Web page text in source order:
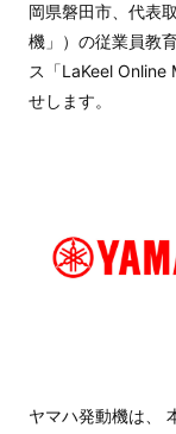
岡県磐田市、代表
機」）の従業員教
ス「LaKeel Online
せします。
ヤマハ発動機は、